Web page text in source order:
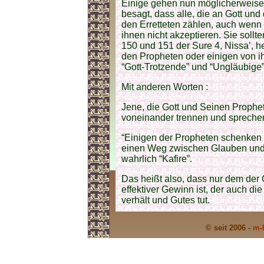
Einige gehen nun
besagt, dass alle, die an Gott
den Erretteten zählen, auch
ihnen nicht akzeptieren. Sie
150 und 151 der Sure 4, Nissa’,
den Propheten oder einigen von
“Gott-Trotzende” und
Mit anderen Worten :
Jene, die Gott und Seinen
voneinander trennen und
“Einigen der Propheten
einen Weg zwischen Glauben
wahrlich “Kafire”.
Das heißt also, dass nur dem der
effektiver Gewinn ist, der auch
verhält und Gutes tut.
© seit 2006 -